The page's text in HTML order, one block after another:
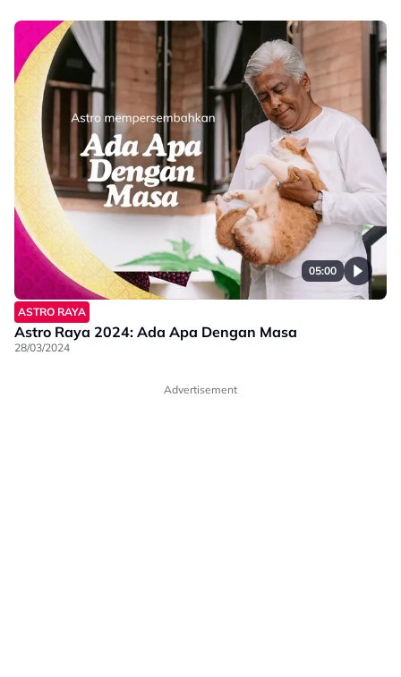
05:00
ASTRO RAYA
Astro Raya 2024: Ada Apa Dengan Masa
28/03/2024
Advertisement